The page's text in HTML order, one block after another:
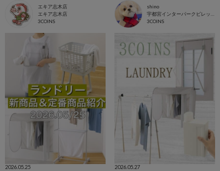
エキア志木店
エキア志木店
3COINS
shino
3COINS
2026.05.25
2026.05.27